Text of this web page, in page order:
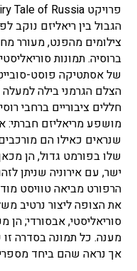
הגבול בין ריאליזם נוקב
צילומים מהפנט, מעורר
ברוסיה. תמונות
של אסתטיקה פוסט-
הצלם הגרמני בילה
חללים ציבוריים ברחבי
מושפע מריאליזם חברתי:
שנראים כאילו הם
שלו בפורמט גדול, הן
ישר, עם אירוניה שניתן
הרפורט מביאה טוויסט
את הצופה ליצור נרטיב
סוריאליסטי, אבסורדי;
מענה. כל תמונה בסדרה
אך נראה שהם ביחד